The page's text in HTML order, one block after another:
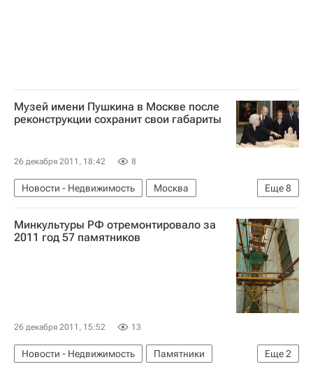
Музей имени Пушкина в Москве после
реконструкции сохранит свои габариты
26 декабря 2011, 18:42 8
Еще8
Новости - Недвижимость
Москва
Памятники
Реконструкция
Сохранение исторического облика Москвы
Дискуссия вокруг проекта реконструкции ГМИИ имени Пушкина
Минкультуры РФ отремонтировало за
2011 год 57 памятников
26 декабря 2011, 15:52 13
Еще2
Новости - Недвижимость
Памятники